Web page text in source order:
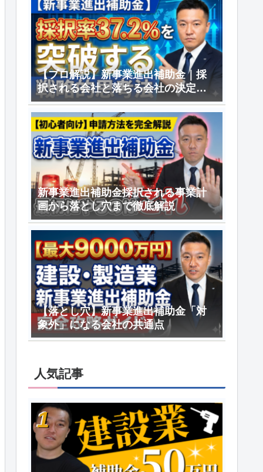
【プロ解説】新事業進出補助金｜採
択される会社と落ちる会社の決定的
差
新事業進出補助金採択される事業計
画から落とし穴まで徹底解説
【落とし穴】新事業進出補助金「対
象外」になる会社の共通点
人気記事